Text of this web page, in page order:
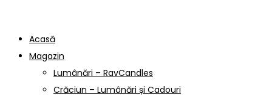
Acasă
Magazin
Lumânări – RavCandles
Crăciun – Lumânări și Cadouri